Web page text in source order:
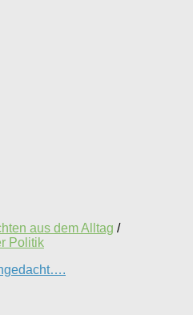
aus dem Alltag /
Politik